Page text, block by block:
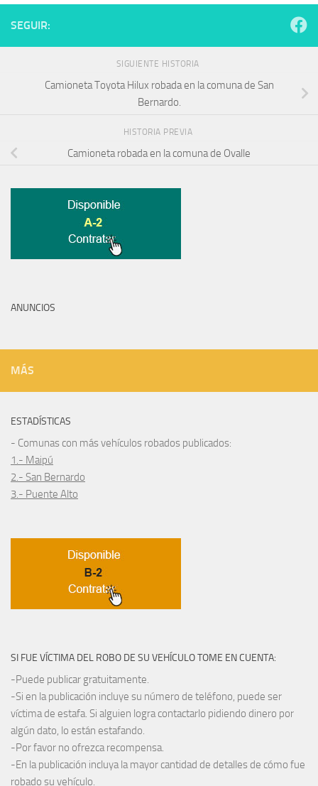
SEGUIR:
SIGUIENTE HISTORIA
Camioneta Toyota Hilux robada en la comuna de San
Bernardo.
HISTORIA PREVIA
Camioneta robada en la comuna de Ovalle
ANUNCIOS
MÁS
ESTADÍSTICAS
- Comunas con más vehículos robados publicados:
1.- Maipú
2.- San Bernardo
3.- Puente Alto
SI FUE VÍCTIMA DEL ROBO DE SU VEHÍCULO TOME EN CUENTA:
-Puede publicar gratuitamente.
-Si en la publicación incluye su número de teléfono, puede ser
víctima de estafa. Si alguien logra contactarlo pidiendo dinero por
algún dato, lo están estafando.
-Por favor no ofrezca recompensa.
-En la publicación incluya la mayor cantidad de detalles de cómo fue
robado su vehículo.